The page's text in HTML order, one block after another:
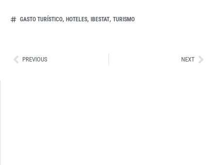
GASTO TURÍSTICO, HOTELES, IBESTAT, TURISMO
AntPREVIOUS NEXT